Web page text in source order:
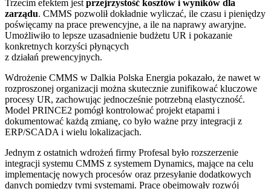
Trzecim efektem jest przejrzystość kosztów i wyników dla
zarządu. CMMS pozwolił dokładnie wyliczać, ile czasu i pieniędzy
poświęcamy na prace prewencyjne, a ile na naprawy awaryjne.
Umożliwiło to lepsze uzasadnienie budżetu UR i pokazanie
konkretnych korzyści płynących
z działań prewencyjnych.
Wdrożenie CMMS w Dalkia Polska Energia pokazało, że nawet w
rozproszonej organizacji można skutecznie zunifikować kluczowe
procesy UR, zachowując jednocześnie potrzebną elastyczność.
Model PRINCE2 pomógł kontrolować projekt etapami i
dokumentować każdą zmianę, co było ważne przy integracji z
ERP/SCADA i wielu lokalizacjach.
Jednym z ostatnich wdrożeń firmy Profesal było rozszerzenie
integracji systemu CMMS z systemem Dynamics, mające na celu
implementację nowych procesów oraz przesyłanie dodatkowych
danych pomiędzy tymi systemami. Prace obejmowały rozwój